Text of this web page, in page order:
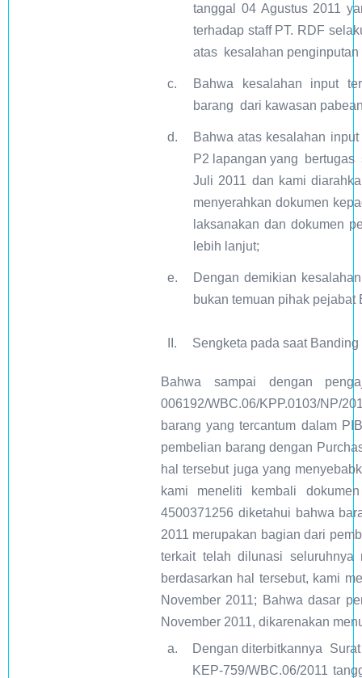
tanggal 04 Agustus 2011
terhadap staff PT. RDF
atas kesalahan penginputan
c.
Bahwa kesalahan input
barang dari kawasan
d.
Bahwa atas kesalahan
P2 lapangan yang bertugas
Juli 2011 dan kami
menyerahkan dokumen
laksanakan dan dokumen
lebih lanjut;
e.
Dengan demikian
bukan temuan pihak pejabat
II. Sengketa pada saat Banding
Bahwa sampai dengan
006192/WBC.06/KPP.0103/NP/
barang yang tercantum dalam
pembelian barang dengan
hal tersebut juga yang
kami meneliti kembali
4500371256 diketahui bahwa
2011 merupakan bagian dari
terkait telah dilunasi
berdasarkan hal tersebut, kami
November 2011; Bahwa dasar
November 2011, dikarenakan
a.
Dengan diterbitkannya
KEP-759/WBC.06/2011